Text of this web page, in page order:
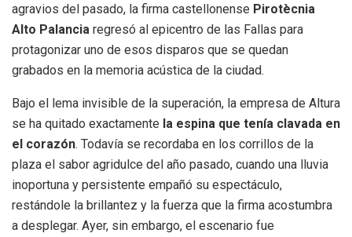
agravios del pasado, la firma castellonense Pirotècnia
Alto Palancia regresó al epicentro de las Fallas para
protagonizar uno de esos disparos que se quedan
grabados en la memoria acústica de la ciudad.
Bajo el lema invisible de la superación, la empresa de Altura
se ha quitado exactamente la espina que tenía clavada en
el corazón. Todavía se recordaba en los corrillos de la
plaza el sabor agridulce del año pasado, cuando una lluvia
inoportuna y persistente empañó su espectáculo,
restándole la brillantez y la fuerza que la firma acostumbra
a desplegar. Ayer, sin embargo, el escenario fue